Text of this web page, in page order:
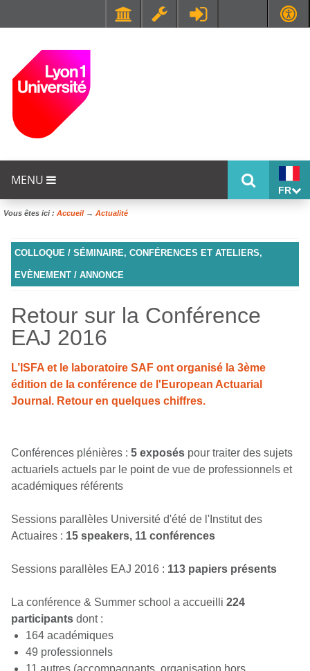
MENU
FR
Vous êtes ici : Accueil→ Actualité
COLLOQUE / SÉMINAIRE, CONFÉRENCES ET ATELIERS,
EVÈNEMENT / ANNONCE
Retour sur la Conférence
EAJ 2016
L’ISFA et le laboratoire SAF ont organisé la 3ème
édition de la conférence de l'European Actuarial
Journal. Retour en quelques chiffres.
Conférences plénières : 5 exposés pour traiter des sujets
actuariels actuels par le point de vue de professionnels et
académiques référents
Sessions parallèles Université d'été de l'Institut des
Actuaires : 15 speakers, 11 conférences
Sessions parallèles EAJ 2016 : 113 papiers présents
La conférence & Summer school a accueilli 224
participants dont :
164 académiques
49 professionnels
11 autres (accompagnants, organisation hors